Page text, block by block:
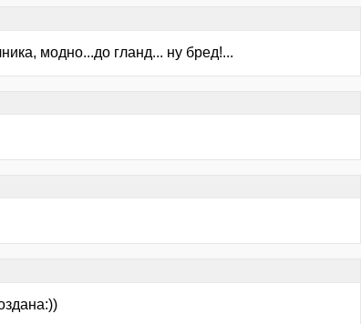
модно...до гланд... ну бред!...